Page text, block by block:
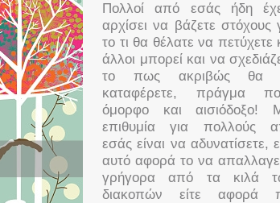
Πολλοί από εσάς ήδη
αρχίσει να βάζετε στόχους
το τι θα θέλατε να πετύχετε
άλλοι μπορεί και να
το πως ακριβώς θα
καταφέρετε, πράγμα
όμορφο και αισιόδοξο!
επιθυμία για πολλούς
εσάς είναι να αδυνατίσετε,
αυτό αφορά το να
γρήγορα από τα κιλά
διακοπών είτε αφορά